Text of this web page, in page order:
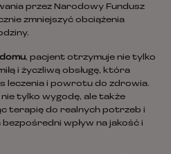
przez Narodowy Fundusz
zmniejszyć obciążenia
, pacjent otrzymuje nie tylko
i życzliwą obsługę, która
leczenia i powrotu do zdrowia.
tylko wygodę, ale także
terapię do realnych potrzeb i
wpływ na jakość i